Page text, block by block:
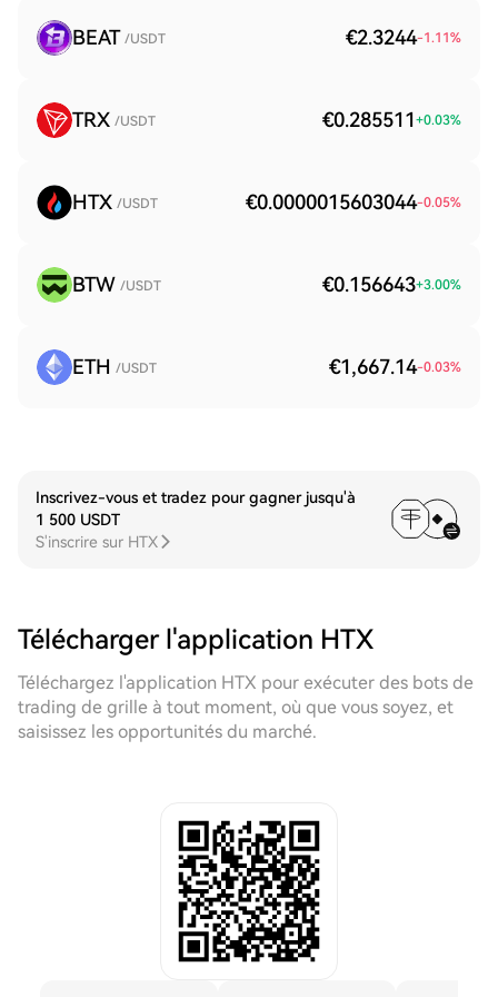
BEAT /USDT €2.3244-1.11%
TRX /USDT €0.285511 +0.03%
HTX /USDT €0.0000015603044-0.05%
BTW /USDT €0.156643+3.00%
ETH /USDT €1,667.14-0.03%
Inscrivez-vous et tradez pour gagner jusqu'à
1 500 USDT
S'inscrire sur HTX
Télécharger l'application HTX
Téléchargez l'application HTX pour exécuter des bots de
trading de grille à tout moment, où que vous soyez, et
saisissez les opportunités du marché.